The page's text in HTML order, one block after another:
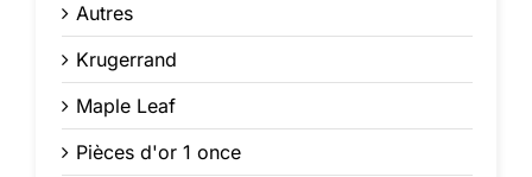
Autres
Krugerrand
Maple Leaf
Pièces d'or 1 once